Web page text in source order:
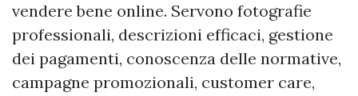
vendere bene online. Servono fotografie
professionali, descrizioni efficaci, gestione
dei pagamenti, conoscenza delle normative,
campagne promozionali, customer care,